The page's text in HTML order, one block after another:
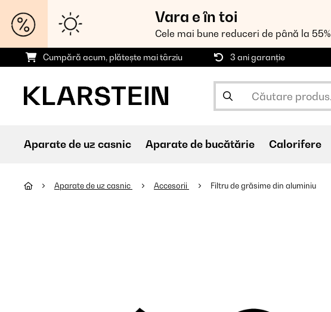
Vara e în toi
Cele mai bune reduceri de până la 55%
Cumpără acum, plătește mai târziu 3 ani garanție
Aparate de uz casnic Aparate de bucătărie Calorifere
Aparate de uz casnic Accesorii Filtru de grăsime din aluminiu